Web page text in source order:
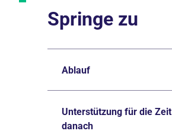
Springe zu
Ablauf
Unterstützung für die Zeit
danach